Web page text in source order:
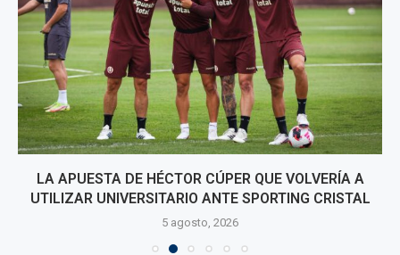
LA APUESTA DE HÉCTOR CÚPER QUE VOLVERÍA A
UTILIZAR UNIVERSITARIO ANTE SPORTING CRISTAL
5 agosto, 2026